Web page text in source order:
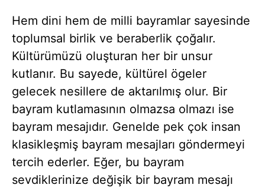
Hem dini hem de milli bayramlar sayesinde
toplumsal birlik ve beraberlik çoğalır.
Kültürümüzü oluşturan her bir unsur
kutlanır. Bu sayede, kültürel ögeler
gelecek nesillere de aktarılmış olur. Bir
bayram kutlamasının olmazsa olmazı ise
bayram mesajıdır. Genelde pek çok insan
klasikleşmiş bayram mesajları göndermeyi
tercih ederler. Eğer, bu bayram
sevdiklerinize değişik bir bayram mesajı